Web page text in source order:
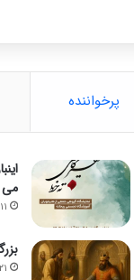
پرخواننده
می
۱۱ آبان ۱۴۰۴
۲۱ مهر ۱۴۰۴